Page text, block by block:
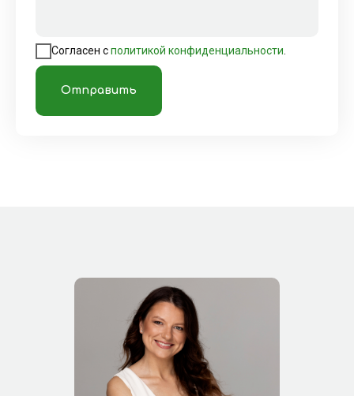
Согласен сполитикой конфиденциальности.
Отправить